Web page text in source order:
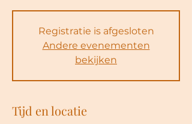
Registratie is afgesloten
Andere evenementen
bekijken
Tijd en locatie